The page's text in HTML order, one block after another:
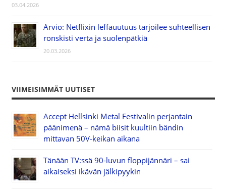
03.04.2026
Arvio: Netflixin leffauutuus tarjoilee suhteellisen
ronskisti verta ja suolenpätkiä
20.03.2026
VIIMEISIMMÄT UUTISET
Accept Hellsinki Metal Festivalin perjantain
päänimenä – nämä biisit kuultiin bändin
mittavan 50V-keikan aikana
Tänään TV:ssä 90-luvun floppijännäri – sai
aikaiseksi ikävän jälkipyykin